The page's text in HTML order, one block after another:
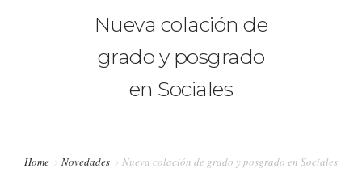
CALENDARIO ACADÉMICO
SIU-GUARANÍ
Nueva colación de
grado y posgrado
en Sociales
Home Novedades Nueva colación de grado y posgrado en Sociales